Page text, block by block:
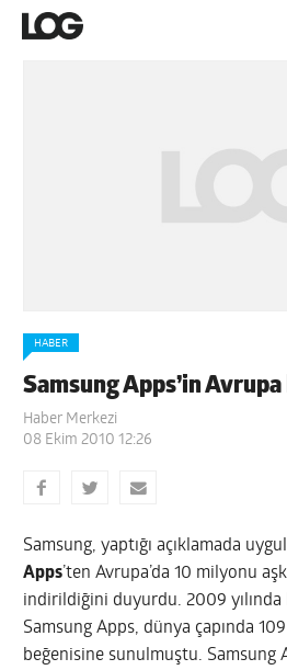
HABER
Samsung Apps’in
Haber Merkezi
08 Ekim 2010 12:26
Samsung, yaptığı açıklamada
Apps’ten Avrupa’da 10 milyonu
indirildiğini duyurdu. 2009 yılında
Samsung Apps, dünya çapında
beğenisine sunulmuştu. Samsung